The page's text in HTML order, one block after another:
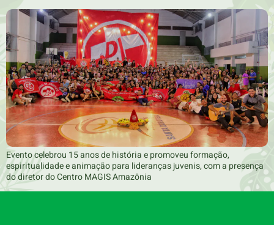
Evento celebrou 15 anos de história e promoveu formação,
espiritualidade e animação para lideranças juvenis, com a presença
do diretor do Centro MAGIS Amazônia